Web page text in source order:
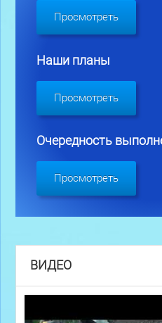
Просмотреть
Наши планы
Просмотреть
Очередность
Просмотреть
ВИДЕО